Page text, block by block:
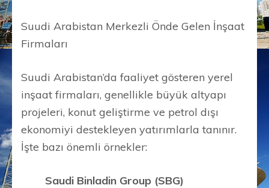
Suudi Arabistan Merkezli Önde Gelen İnşaat
Firmaları
Suudi Arabistan’da faaliyet gösteren yerel
inşaat firmaları, genellikle büyük altyapı
projeleri, konut geliştirme ve petrol dışı
ekonomiyi destekleyen yatırımlarla tanınır.
İşte bazı önemli örnekler:
Saudi Binladin Group (SBG)